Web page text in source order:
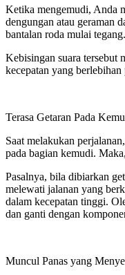
Ketika mengemudi, Anda
dengungan atau geraman
bantalan roda mulai tegang.
Kebisingan suara tersebut
kecepatan yang
Terasa Getaran Pada
Saat melakukan
pada bagian kemudi.
Pasalnya, bila dibiarkan
melewati jalanan yang
dalam kecepatan tinggi.
dan ganti dengan
Muncul Panas yang